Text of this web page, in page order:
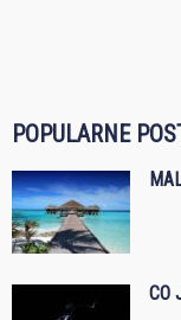
POPULARNE
CO